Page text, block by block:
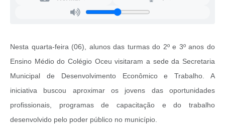
Nesta quarta-feira (06), alunos das turmas do 2º e 3º anos do
Ensino Médio do Colégio Oceu visitaram a sede da Secretaria
Municipal de Desenvolvimento Econômico e Trabalho. A
iniciativa buscou aproximar os jovens das oportunidades
profissionais, programas de capacitação e do trabalho
desenvolvido pelo poder público no município.